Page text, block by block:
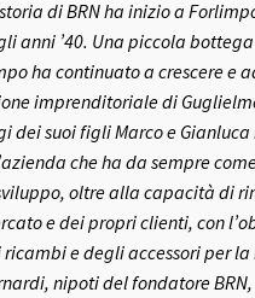
di BRN ha inizio a
anni ’40. Una piccola
ha continuato a crescere e
imprenditoriale di
dei suoi figli Marco e
che ha da sempre
oltre alla capacità di
e dei propri clienti, con
ricambi e degli accessori per
nipoti del fondatore